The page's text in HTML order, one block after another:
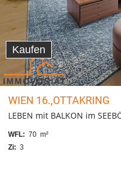
Kaufen
WIEN 16.,OTTAKRING
LEBEN mit BALKON im
WFL: 70 m²
Zi: 3